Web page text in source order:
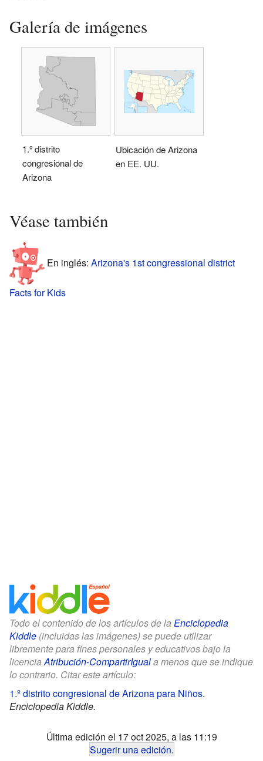
Galería de imágenes
1.º distrito
congresional de
Arizona
Ubicación de Arizona
en EE. UU.
Véase también
En inglés: Arizona's 1st congressional district
Facts for Kids
Todo el contenido de los artículos de la Enciclopedia
Kiddle (incluidas las imágenes) se puede utilizar
libremente para fines personales y educativos bajo la
licenciaAtribución-CompartirIguala menos que se indique
lo contrario. Citar este artículo:
1.º distrito congresional de Arizona para Niños.
Enciclopedia Kiddle.
Última edición el 17 oct 2025, a las 11:19
Sugerir una edición.